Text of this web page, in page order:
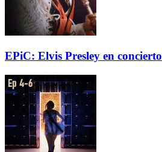
EPiC: Elvis Presley en concierto